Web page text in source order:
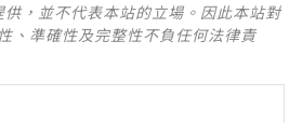
，並不代表本站的立場。因此本站對
、準確性及完整性不負任何法律責